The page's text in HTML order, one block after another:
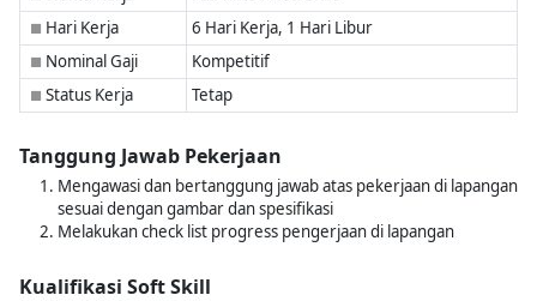
■ Hari Kerja 6 Hari Kerja, 1 Hari Libur
■ Nominal Gaji Kompetitif
■ Status Kerja Tetap
Tanggung Jawab Pekerjaan
Mengawasi dan bertanggung jawab atas pekerjaan di lapangan
sesuai dengan gambar dan spesifikasi
Melakukan check list progress pengerjaan di lapangan
Kualifikasi Soft Skill